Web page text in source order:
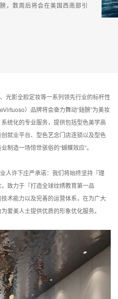
，数周后将会在美国西南部引
影全脸定妆等一系列领先行业的标杆性
）品牌将会奋力舞动“翅膀”为美妆
统化的专业服务，提供包括型色美学高
就业平台、型色艺念门店连锁以及型色
制造一场惊世骇俗的“蝴蝶效应”。
许下庄严承诺： 我们将始终坚持『理
致力于『打造全球纹绣教育第一品
术能力以及完善的运营体系，在为广大
爱美人士提供优质的形象优化服务。